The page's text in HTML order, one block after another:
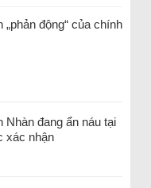
động“ của chính
Nhàn đang ẩn náu tại
xác nhận